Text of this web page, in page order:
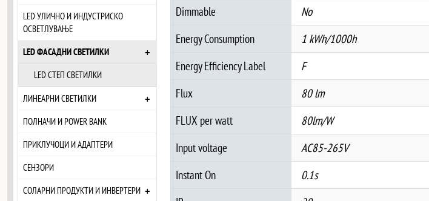
LED УЛИЧНО И ИНДУСТРИСКО
ОСВЕТЛУВАЊЕ
LED ФАСАДНИ СВЕТИЛКИ
LED СТЕП СВЕТИЛКИ
+
ЛИНЕАРНИ СВЕТИЛКИ +
ПОЛНАЧИ И POWER BANK
ПРИКЛУЧОЦИ И АДАПТЕРИ
СЕНЗОРИ
СОЛАРНИ ПРОДУКТИ И ИНВЕРТЕРИ +
Dimmable
No
Energy Consumption
1 kWh/1000h
Energy Efficiency Label
F
Flux
80 lm
FLUX per watt
80lm/W
Input voltage
AC85-265V
Instant On
0.1s